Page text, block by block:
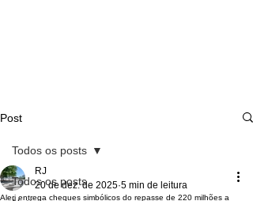
Post
Todos os posts
Todos os posts
Alerj entrega cheques simbólicos do repasse de 220 milhões a
RJ
20 de dez. de 2025 5 min de leitura